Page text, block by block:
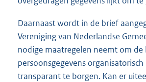
Daarnaast wordt in de brief
Vereniging van Nederlandse
nodige maatregelen neemt om de
persoonsgegevens
transparant te borgen. Kan er